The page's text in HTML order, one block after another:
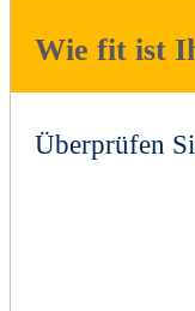
Wie fit ist
Überprüfen